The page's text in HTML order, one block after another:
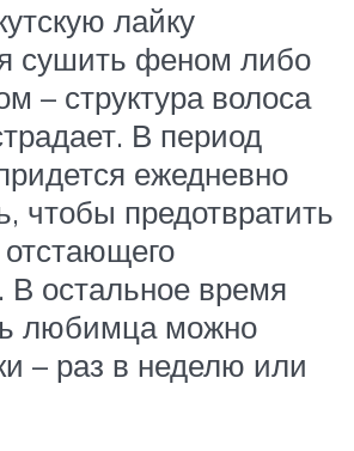
лайку
сушить феном либо
– структура волоса
В период
ежедневно
чтобы предотвратить
В остальное время
любимца можно
– раз в неделю или